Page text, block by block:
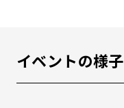
イベントの様子